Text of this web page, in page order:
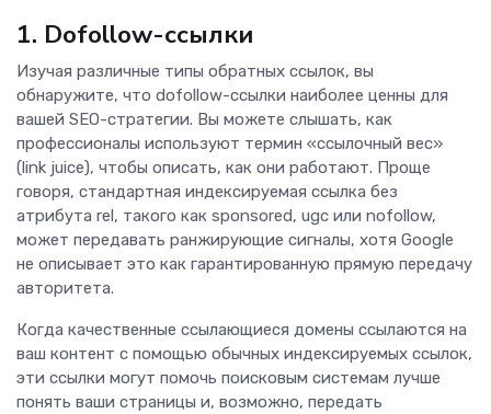
1. Dofollow-ссылки
Изучая различные типы обратных ссылок, вы
обнаружите, что dofollow-ссылки наиболее ценны для
вашей SEO-стратегии. Вы можете слышать, как
профессионалы используют термин «ссылочный вес»
(link juice), чтобы описать, как они работают. Проще
говоря, стандартная индексируемая ссылка без
атрибута rel, такого как sponsored, ugc или nofollow,
может передавать ранжирующие сигналы, хотя Google
не описывает это как гарантированную прямую передачу
авторитета.
Когда качественные ссылающиеся домены ссылаются на
ваш контент с помощью обычных индексируемых ссылок,
эти ссылки могут помочь поисковым системам лучше
понять ваши страницы и, возможно, передать